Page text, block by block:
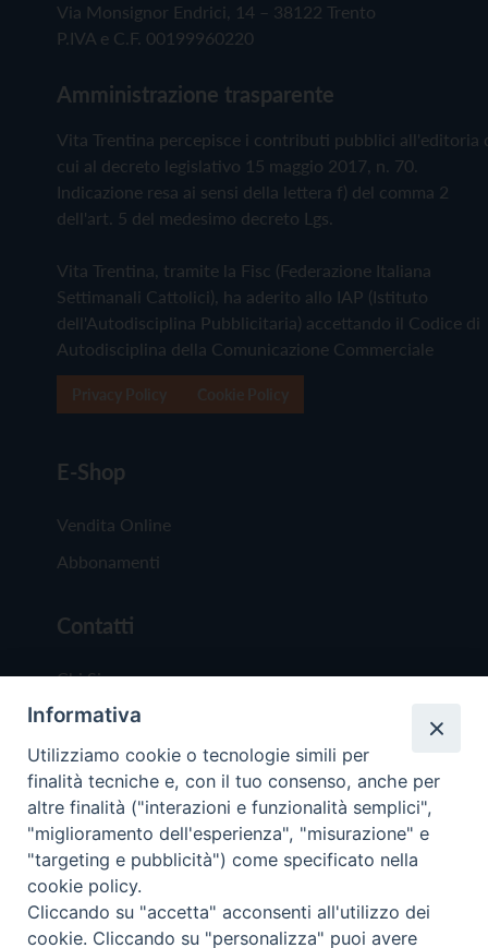
Via Monsignor Endrici, 14 – 38122 Trento
P.IVA e C.F. 00199960220
Amministrazione trasparente
Vita Trentina percepisce i contributi pubblici all'editoria
cui al decreto legislativo 15 maggio 2017, n. 70.
Indicazione resa ai sensi della lettera f) del comma 2
dell'art. 5 del medesimo decreto Lgs.
Vita Trentina, tramite la Fisc (Federazione Italiana
Settimanali Cattolici), ha aderito allo IAP (Istituto
dell'Autodisciplina Pubblicitaria) accettando il Codice di
Autodisciplina della Comunicazione Commerciale
E-Shop
Vendita Online
Abbonamenti
Contatti
Chi Siamo
Redazione
Scrivici
Copyright © 2019 - Tutti i diritti riservati - Vita
Trentina Editrice
Informativa
Utilizziamo cookie o tecnologie simili per
finalità tecniche e, con il tuo consenso, anche per
altre finalità ("interazioni e funzionalità semplici",
"miglioramento dell'esperienza", "misurazione" e
"targeting e pubblicità") come specificato nella
cookie policy.
Cliccando su "accetta" acconsenti all'utilizzo dei
cookie. Cliccando su "personalizza" puoi avere